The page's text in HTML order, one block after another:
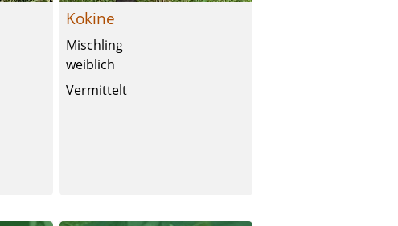
Kokine
Mischling
weiblich
Vermittelt